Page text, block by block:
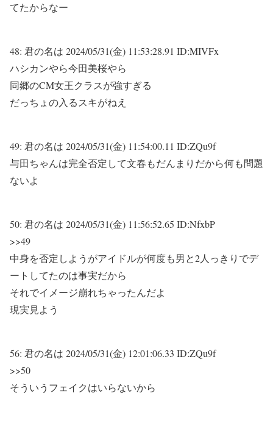
てたからなー
48: 君の名は 2024/05/31(金) 11:53:28.91 ID:MIVFx
ハシカンやら今田美桜やら
同郷のCM女王クラスが強すぎる
だっちょの入るスキがねえ
49: 君の名は 2024/05/31(金) 11:54:00.11 ID:ZQu9f
与田ちゃんは完全否定して文春もだんまりだから何も問題
ないよ
50: 君の名は 2024/05/31(金) 11:56:52.65 ID:NfxbP
>>49
中身を否定しようがアイドルが何度も男と2人っきりでデ
ートしてたのは事実だから
それでイメージ崩れちゃったんだよ
現実見よう
56: 君の名は 2024/05/31(金) 12:01:06.33 ID:ZQu9f
>>50
そういうフェイクはいらないから